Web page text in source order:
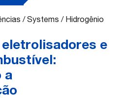
/Systems / Hidrogênio
e
a